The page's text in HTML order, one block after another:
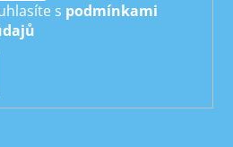
s podmínkami